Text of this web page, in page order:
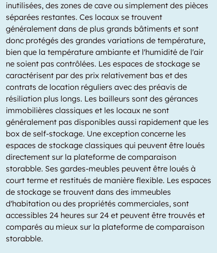
inutilisées, des zones de cave ou simplement des pièces
séparées restantes. Ces locaux se trouvent
généralement dans de plus grands bâtiments et sont
donc protégés des grandes variations de température,
bien que la température ambiante et l'humidité de l'air
ne soient pas contrôlées. Les espaces de stockage se
caractérisent par des prix relativement bas et des
contrats de location réguliers avec des préavis de
résiliation plus longs. Les bailleurs sont des gérances
immobilières classiques et les locaux ne sont
généralement pas disponibles aussi rapidement que les
box de self-stockage. Une exception concerne les
espaces de stockage classiques qui peuvent être loués
directement sur la plateforme de comparaison
storabble. Ses gardes-meubles peuvent être loués à
court terme et restitués de manière flexible. Les espaces
de stockage se trouvent dans des immeubles
d'habitation ou des propriétés commerciales, sont
accessibles 24 heures sur 24 et peuvent être trouvés et
comparés au mieux sur la plateforme de comparaison
storabble.